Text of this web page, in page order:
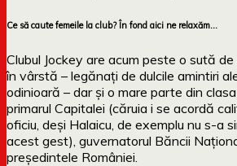
Ce să caute femeile la club? În fond aici ne relaxăm…
Clubul Jockey are acum peste o sută
în vârstă – legănați de dulcile amintiri
odinioară – dar și o mare parte din
primarul Capitalei (căruia i se acordă
oficiu, deși Halaicu, de exemplu nu s-a
acest gest), guvernatorul Băncii
președintele României.